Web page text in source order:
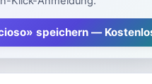
speichern —